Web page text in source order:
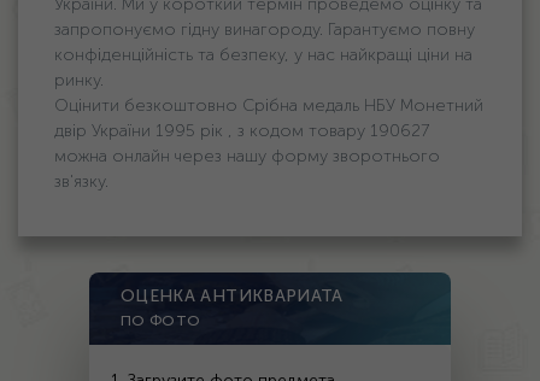
України. Ми у короткий термін проведемо оцінку та
запропонуємо гідну винагороду. Гарантуємо повну
конфіденційність та безпеку, у нас найкращі ціни на
ринку.
Оцінити безкоштовно Срібна медаль НБУ Монетний
двір України 1995 рік , з кодом товару 190627
можна онлайн через нашу форму зворотнього
зв'язку.
ОЦЕНКА АНТИКВАРИАТА
ПО ФОТО